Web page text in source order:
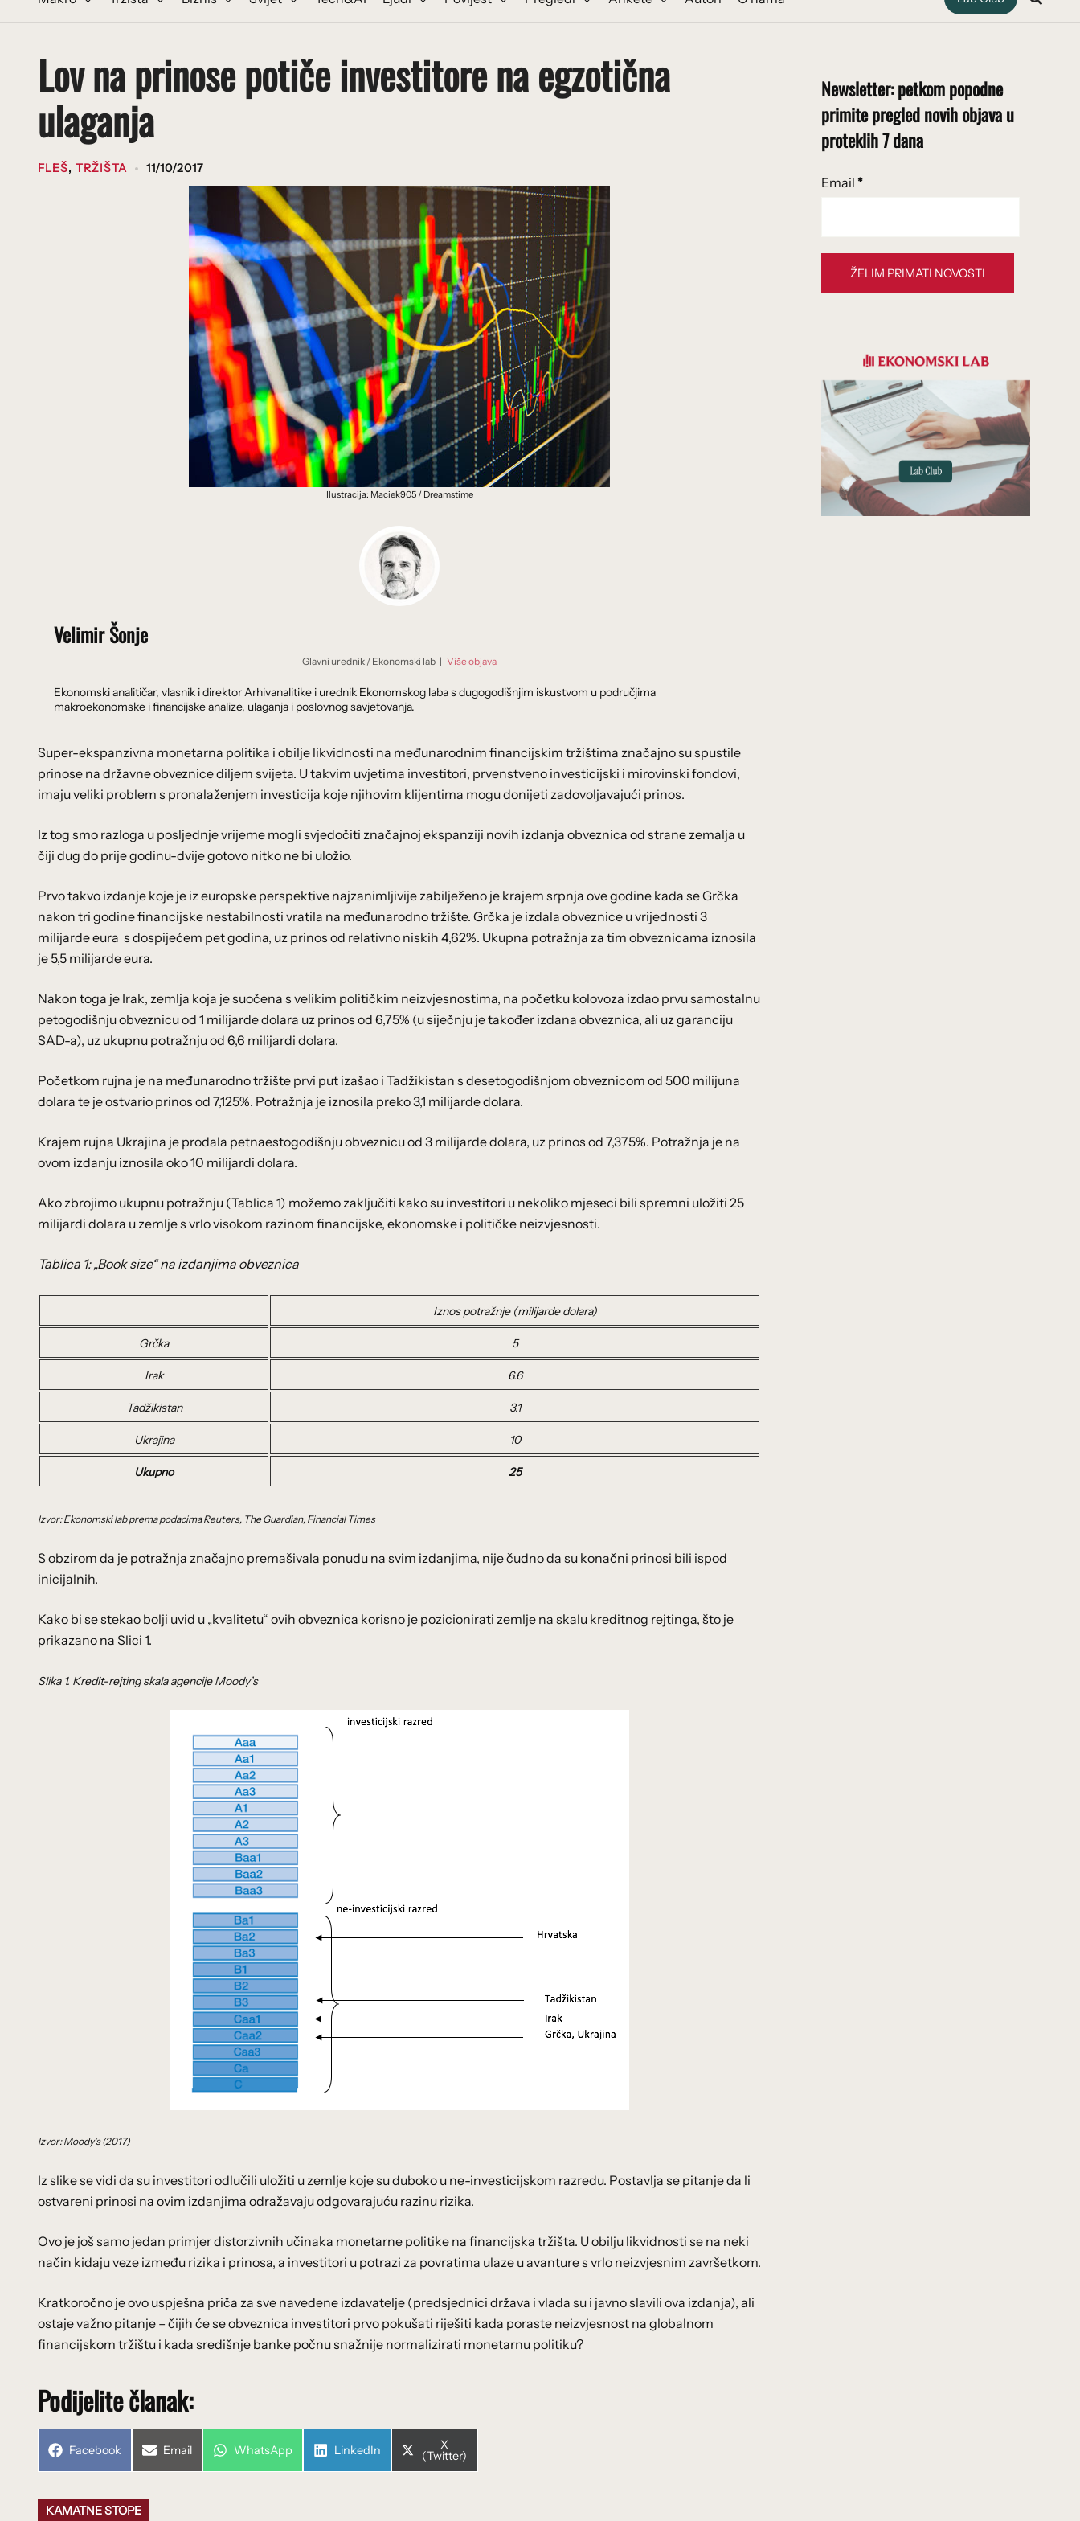
Lov na prinose potiče investitore na egzotična
ulaganja
FLEŠ, TRŽIŠTA 11/10/2017
Ilustracija: Maciek905 / Dreamstime
Velimir Šonje
Glavni urednik / Ekonomski lab | Više objava
Ekonomski analitičar, vlasnik i direktor Arhivanalitike i urednik Ekonomskog laba s dugogodišnjim iskustvom u područjima
makroekonomske i financijske analize, ulaganja i poslovnog savjetovanja.
Super-ekspanzivna monetarna politika i obilje likvidnosti na međunarodnim financijskim tržištima značajno su spustile
prinose na državne obveznice diljem svijeta. U takvim uvjetima investitori, prvenstveno investicijski i mirovinski fondovi,
imaju veliki problem s pronalaženjem investicija koje njihovim klijentima mogu donijeti zadovoljavajući prinos.
Iz tog smo razloga u posljednje vrijeme mogli svjedočiti značajnoj ekspanziji novih izdanja obveznica od strane zemalja u
čiji dug do prije godinu-dvije gotovo nitko ne bi uložio.
Prvo takvo izdanje koje je iz europske perspektive najzanimljivije zabilježeno je krajem srpnja ove godine kada se Grčka
nakon tri godine financijske nestabilnosti vratila na međunarodno tržište. Grčka je izdala obveznice u vrijednosti 3
milijarde eura s dospijećem pet godina, uz prinos od relativno niskih 4,62%. Ukupna potražnja za tim obveznicama iznosila
je 5,5 milijarde eura.
Nakon toga je Irak, zemlja koja je suočena s velikim političkim neizvjesnostima, na početku kolovoza izdao prvu samostalnu
petogodišnju obveznicu od 1 milijarde dolara uz prinos od 6,75% (u siječnju je također izdana obveznica, ali uz garanciju
SAD-a), uz ukupnu potražnju od 6,6 milijardi dolara.
Početkom rujna je na međunarodno tržište prvi put izašao i Tadžikistan s desetogodišnjom obveznicom od 500 milijuna
dolara te je ostvario prinos od 7,125%. Potražnja je iznosila preko 3,1 milijarde dolara.
Krajem rujna Ukrajina je prodala petnaestogodišnju obveznicu od 3 milijarde dolara, uz prinos od 7,375%. Potražnja je na
ovom izdanju iznosila oko 10 milijardi dolara.
Ako zbrojimo ukupnu potražnju (Tablica 1) možemo zaključiti kako su investitori u nekoliko mjeseci bili spremni uložiti 25
milijardi dolara u zemlje s vrlo visokom razinom financijske, ekonomske i političke neizvjesnosti.
Tablica 1: „Book size“ na izdanjima obveznica
Iznos potražnje (milijarde dolara)
Grčka 5
Irak 6.6
Tadžikistan 3.1
Ukrajina 10
Ukupno 25
Izvor: Ekonomski lab prema podacima Reuters, The Guardian, Financial Times
S obzirom da je potražnja značajno premašivala ponudu na svim izdanjima, nije čudno da su konačni prinosi bili ispod
inicijalnih.
Kako bi se stekao bolji uvid u „kvalitetu“ ovih obveznica korisno je pozicionirati zemlje na skalu kreditnog rejtinga, što je
prikazano na Slici 1.
Slika 1. Kredit-rejting skala agencije Moody’s
Izvor: Moody’s (2017)
Iz slike se vidi da su investitori odlučili uložiti u zemlje koje su duboko u ne-investicijskom razredu. Postavlja se pitanje da li
ostvareni prinosi na ovim izdanjima odražavaju odgovarajuću razinu rizika.
Ovo je još samo jedan primjer distorzivnih učinaka monetarne politike na financijska tržišta. U obilju likvidnosti se na neki
način kidaju veze između rizika i prinosa, a investitori u potrazi za povratima ulaze u avanture s vrlo neizvjesnim završetkom.
Kratkoročno je ovo uspješna priča za sve navedene izdavatelje (predsjednici država i vlada su i javno slavili ova izdanja), ali
ostaje važno pitanje – čijih će se obveznica investitori prvo pokušati riješiti kada poraste neizvjesnost na globalnom
financijskom tržištu i kada središnje banke počnu snažnije normalizirati monetarnu politiku?
Podijelite članak:
Share
Facebook Share
Email Share
WhatsApp Share
LinkedIn Share
on
X
(Twitter)
KAMATNE STOPE
Newsletter: petkom popodne
primite pregled novih objava u
proteklih 7 dana
Email *